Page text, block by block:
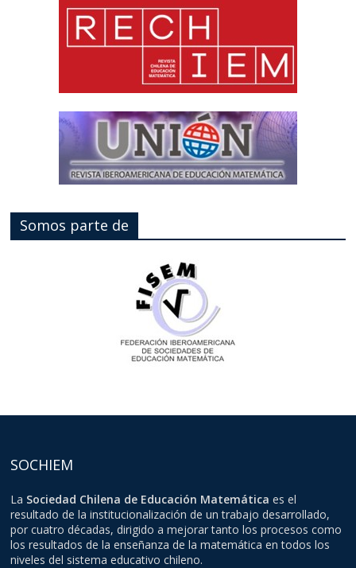
Somos parte de
SOCHIEM
La Sociedad Chilena de Educación Matemática es el
resultado de la institucionalización de un trabajo desarrollado,
por cuatro décadas, dirigido a mejorar tanto los procesos como
los resultados de la enseñanza de la matemática en todos los
niveles del sistema educativo chileno.